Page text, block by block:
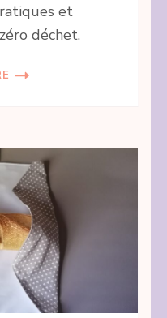
et
déchet.